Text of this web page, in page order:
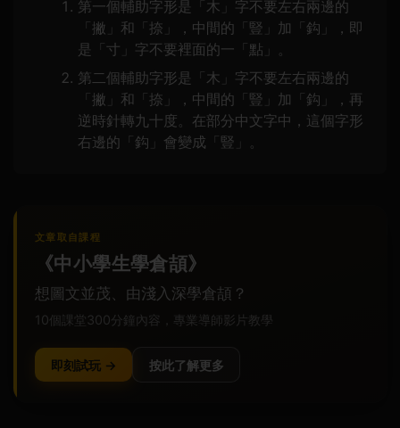
第一個輔助字形是「木」字不要左右兩邊的
「撇」和「捺」，中間的「豎」加「鈎」，即
是「寸」字不要裡面的一「點」。
第二個輔助字形是「木」字不要左右兩邊的
「撇」和「捺」，中間的「豎」加「鈎」，再
逆時針轉九十度。在部分中文字中，這個字形
右邊的「鈎」會變成「豎」。
文章取自課程
《中小學生學倉頡》
想圖文並茂、由淺入深學倉頡？
10個課堂300分鐘內容，專業導師影片教學
即刻試玩 → 按此了解更多